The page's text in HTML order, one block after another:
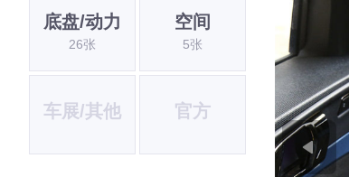
底盘/动力
26张
空间
5张
车展/其他 官方